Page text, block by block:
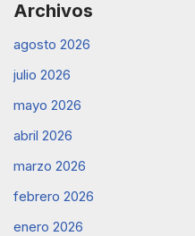
Archivos
agosto 2026
julio 2026
mayo 2026
abril 2026
marzo 2026
febrero 2026
enero 2026